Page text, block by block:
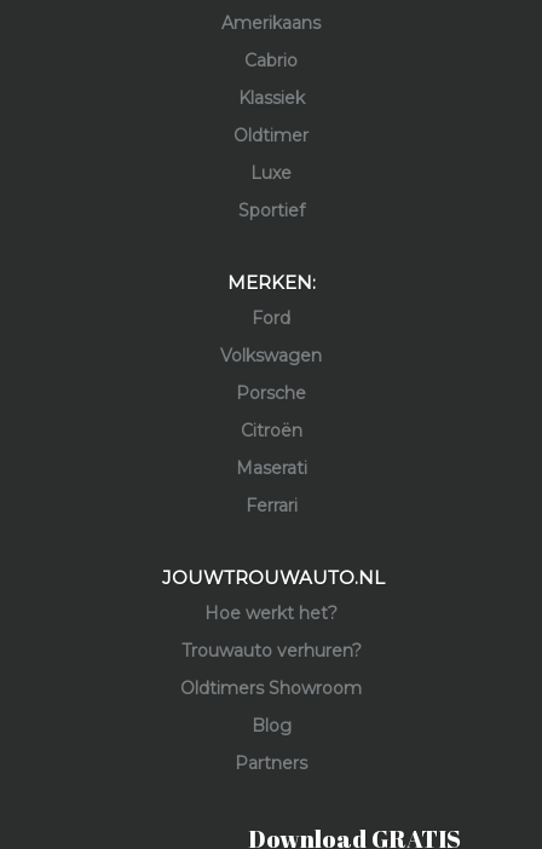
Amerikaans
Cabrio
Klassiek
Oldtimer
Luxe
Sportief
MERKEN:
Ford
Volkswagen
Porsche
Citroën
Maserati
Ferrari
JOUWTROUWAUTO.NL
Hoe werkt het?
Trouwauto verhuren?
Oldtimers Showroom
Blog
Partners
Download GRATIS